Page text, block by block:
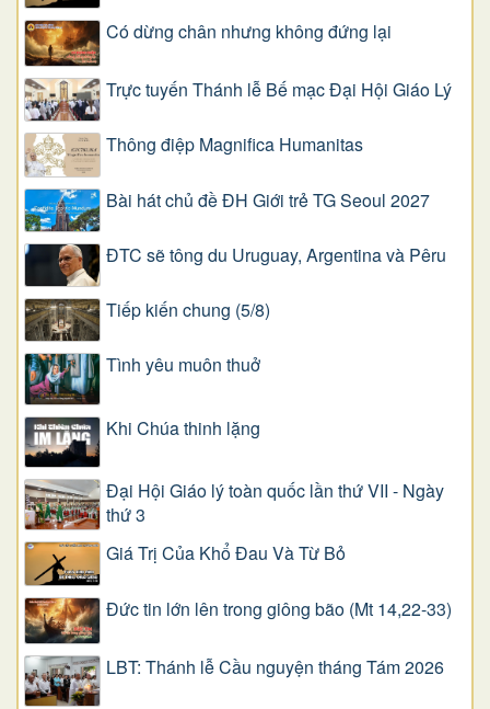
Có dừng chân nhưng không đứng lại
Trực tuyến Thánh lễ Bế mạc Đại Hội Giáo Lý
Thông điệp Magnifica Humanitas
Bài hát chủ đề ĐH Giới trẻ TG Seoul 2027
ĐTC sẽ tông du Uruguay, Argentina và Pêru
Tiếp kiến chung (5/8)
Tình yêu muôn thuở
Khi Chúa thinh lặng
Đại Hội Giáo lý toàn quốc lần thứ VII - Ngày
thứ 3
Giá Trị Của Khổ Ðau Và Từ Bỏ
Đức tin lớn lên trong giông bão (Mt 14,22-33)
LBT: Thánh lễ Cầu nguyện tháng Tám 2026